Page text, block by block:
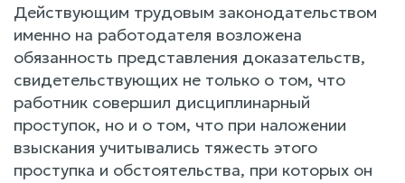
Действующим трудовым законодательством
именно на работодателя возложена
обязанность представления доказательств,
свидетельствующих не только о том, что
работник совершил дисциплинарный
проступок, но и о том, что при наложении
взыскания учитывались тяжесть этого
проступка и обстоятельства, при которых он